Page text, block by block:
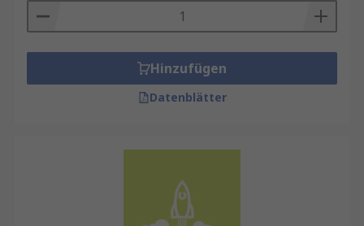
Hinzufügen
Datenblätter